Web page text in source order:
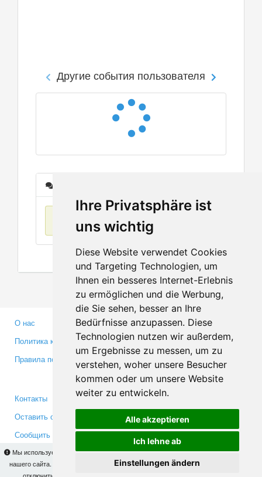
Ihre Privatsphäre ist
uns wichtig
Diese Website verwendet Cookies
und Targeting Technologien, um
Ihnen ein besseres Internet-Erlebnis
zu ermöglichen und die Werbung,
die Sie sehen, besser an Ihre
Bedürfnisse anzupassen. Diese
Technologien nutzen wir außerdem,
um Ergebnisse zu messen, um zu
verstehen, woher unsere Besucher
kommen oder um unsere Website
weiter zu entwickeln.
Alle akzeptieren
Ich lehne ab
Einstellungen ändern
Мы используем cookies для того, чтобы Вы могли использовать весь функционал
нашего сайта. На
Вы сможете узнать подробности и, при желании,
Другие события пользователя
О нас
Политика конфиденциальности
Правила пользования
Партнерам
Инвесторам
Медиа
Контакты
Оставить отзыв
Сообщить об ошибке
Facebook
Twitter
YouTube
Google+